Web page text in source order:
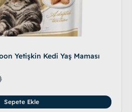
Yetişkin Kedi Yaş Maması
Sepete Ekle